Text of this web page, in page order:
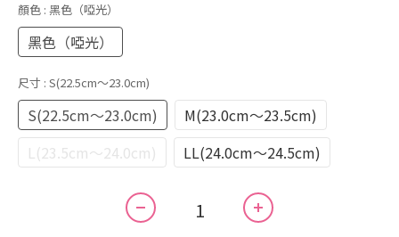
顏色 : 黑色（啞光）
黑色（啞光）
尺寸 : S(22.5cm～23.0cm)
S(22.5cm～23.0cm)
M(23.0cm～23.5cm)
L(23.5cm～24.0cm)
LL(24.0cm～24.5cm)